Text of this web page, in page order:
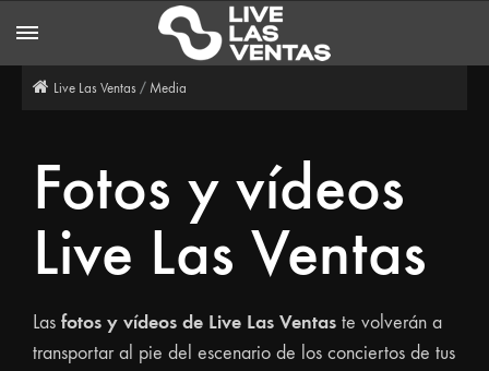
Live Las Ventas / Media
Fotos y vídeos
Live Las Ventas
Las fotos y vídeos de Live Las Ventas te volverán a
transportar al pie del escenario de los conciertos de tus